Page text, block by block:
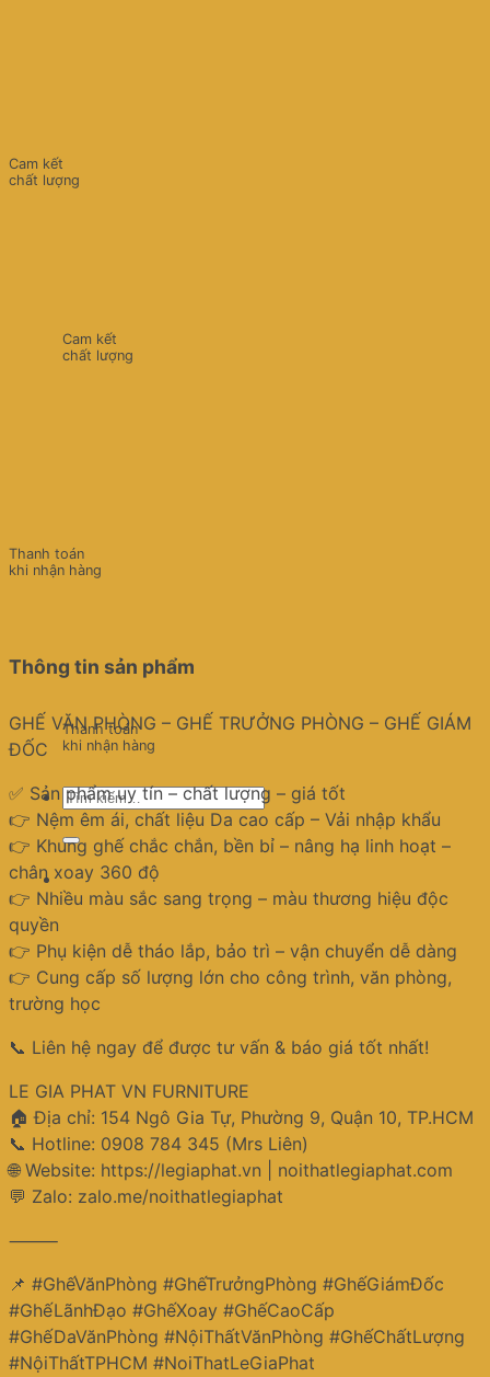
Cam kết
chất lượng
Thanh toán
khi nhận hàng
Tìm
kiếm:
Cam kết
chất lượng
Thanh toán
khi nhận hàng
Thông tin sản phẩm
GHẾ VĂN PHÒNG – GHẾ TRƯỞNG PHÒNG – GHẾ GIÁM
ĐỐC
✅ Sản phẩm uy tín – chất lượng – giá tốt
👉 Nệm êm ái, chất liệu Da cao cấp – Vải nhập khẩu
👉 Khung ghế chắc chắn, bền bỉ – nâng hạ linh hoạt –
chân xoay 360 độ
👉 Nhiều màu sắc sang trọng – màu thương hiệu độc
quyền
👉 Phụ kiện dễ tháo lắp, bảo trì – vận chuyển dễ dàng
👉 Cung cấp số lượng lớn cho công trình, văn phòng,
trường học
📞 Liên hệ ngay để được tư vấn & báo giá tốt nhất!
LE GIA PHAT VN FURNITURE
🏠 Địa chỉ: 154 Ngô Gia Tự, Phường 9, Quận 10, TP.HCM
📞 Hotline: 0908 784 345 (Mrs Liên)
🌐 Website: https://legiaphat.vn | noithatlegiaphat.com
💬 Zalo: zalo.me/noithatlegiaphat
⸻
📌 #GhếVănPhòng #GhếTrưởngPhòng #GhếGiámĐốc
#GhếLãnhĐạo #GhếXoay #GhếCaoCấp
#GhếDaVănPhòng #NộiThấtVănPhòng #GhếChấtLượng
#NộiThấtTPHCM #NoiThatLeGiaPhat